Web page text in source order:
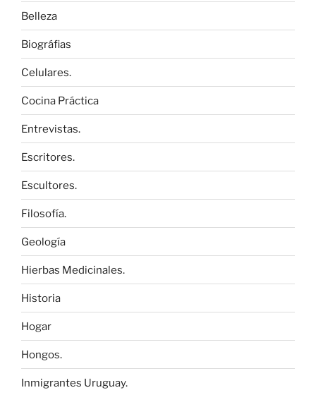
Belleza
Biográfias
Celulares.
Cocina Práctica
Entrevistas.
Escritores.
Escultores.
Filosofía.
Geología
Hierbas Medicinales.
Historia
Hogar
Hongos.
Inmigrantes Uruguay.